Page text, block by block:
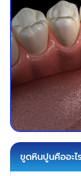
ขูดหินปูนคืออะไ